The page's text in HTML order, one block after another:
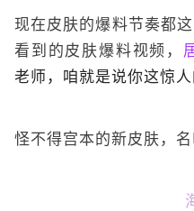
现在皮肤的爆料节奏都
看到的皮肤爆料视频，
老师，咱就是说你这惊
怪不得宫本的新皮肤，名